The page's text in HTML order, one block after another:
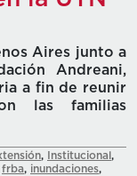
Aires junto a
Andreani,
a fin de reunir
las familias
, Institucional ,
frba, inundaciones,